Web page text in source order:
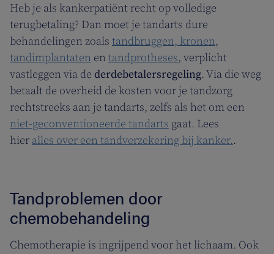
Heb je als kankerpatiënt recht op volledige
terugbetaling? Dan moet je tandarts dure
behandelingen zoals tandbruggen, kronen,
tandimplantaten en tandprotheses, verplicht
vastleggen via de derdebetalersregeling. Via die weg
betaalt de overheid de kosten voor je tandzorg
rechtstreeks aan je tandarts, zelfs als het om een
niet-geconventioneerde tandarts gaat. Lees
hier alles over een tandverzekering bij kanker..
Tandproblemen door
chemobehandeling
Chemotherapie is ingrijpend voor het lichaam. Ook